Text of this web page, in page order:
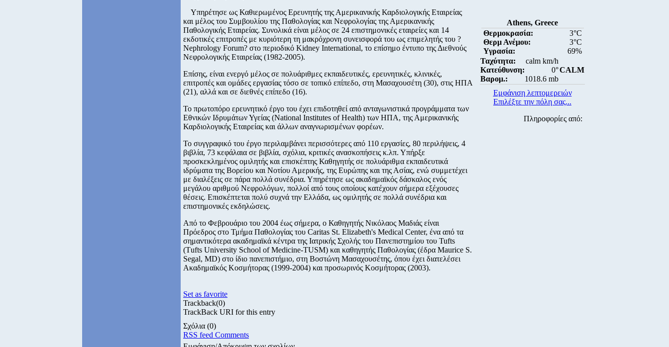
Υπηρέτησε ως Καθιερωμένος Ερευνητής της Αμερικανικής Καρδιολογικής Εταιρείας
και μέλος του Συμβουλίου της Παθολογίας και Νεφρολογίας της Αμερικανικής
Παθολογικής Εταιρείας. Συνολικά είναι μέλος σε 24 επιστημονικές εταιρείες και 14
εκδοτικές επιτροπές με κυριότερη τη μακρόχρονη συνεισφορά του ως επιμελητής του ?
Nephrology Forum? στο περιοδικό Kidney International, το επίσημο έντυπο της Διεθνούς
Νεφρολογικής Εταιρείας (1982-2005).
Επίσης, είναι ενεργό μέλος σε πολυάριθμες εκπαιδευτικές, ερευνητικές, κλινικές,
επιτροπές και ομάδες εργασίας τόσο σε τοπικό επίπεδο, στη Μασαχουσέτη (30), στις ΗΠΑ
(21), αλλά και σε διεθνές επίπεδο (16).
Το πρωτοπόρο ερευνητικό έργο του έχει επιδοτηθεί από ανταγωνιστικά προγράμματα των
Εθνικών Ιδρυμάτων Υγείας (National Institutes of Health) των ΗΠΑ, της Αμερικανικής
Καρδιολογικής Εταιρείας και άλλων αναγνωρισμένων φορέων.
Το συγγραφικό του έργο περιλαμβάνει περισσότερες από 110 εργασίες, 80 περιλήψεις, 4
βιβλία, 73 κεφάλαια σε βιβλία, σχόλια, κριτικές ανασκοπήσεις κ.λπ. Υπήρξε
προσκεκλημένος ομιλητής και επισκέπτης Καθηγητής σε πολυάριθμα εκπαιδευτικά
ιδρύματα της Βορείου και Νοτίου Αμερικής, της Ευρώπης και της Ασίας, ενώ συμμετέχει
με διαλέξεις σε πάρα πολλά συνέδρια. Υπηρέτησε ως ακαδημαϊκός δάσκαλος ενός
μεγάλου αριθμού Νεφρολόγων, πολλοί από τους οποίους κατέχουν σήμερα εξέχουσες
θέσεις. Επισκέπτεται πολύ συχνά την Ελλάδα, ως ομιλητής σε πολλά συνέδρια και
επιστημονικές εκδηλώσεις.
Από το Φεβρουάριο του 2004 έως σήμερα, ο Καθηγητής Νικόλαος Μαδιάς είναι
Πρόεδρος στο Τμήμα Παθολογίας του Caritas St. Elizabeth's Medical Center, ένα από τα
σημαντικότερα ακαδημαϊκά κέντρα της Ιατρικής Σχολής του Πανεπιστημίου του Tufts
(Τufts University School of Medicine-TUSM) και καθηγητής Παθολογίας (έδρα Maurice S.
Segal, MD) στο ίδιο πανεπιστήμιο, στη Βοστώνη Μασαχουσέτης, όπου έχει διατελέσει
Ακαδημαϊκός Κοσμήτορας (1999-2004) και προσωρινός Κοσμήτορας (2003).
Set as favorite
Trackback(0)
TrackBack URI for this entry
Σχόλια (0)
RSS feed Comments
Athens, Greece
Θερμοκρασία:
3°C
Θερμ Ανέμου:
3°C
Υγρασία:
69%
Ταχύτητα:
calm km/h
Κατεύθυνση:
0°
Βαρομ.:
1018.6 mb
CALM
Εμφάνιση λεπτομερειών
Επιλέξτε την πόλη σας...
Πληροφορίες από: